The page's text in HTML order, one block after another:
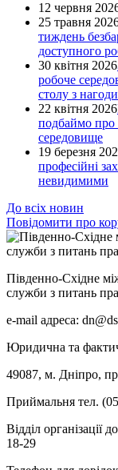
12 червня
25 травня
тиждень
доступного
30 квітня 2026
робоче
столу з
22 квітня 2026
подбаймо про
середовище
19 березня
професійні
невидимими
До всіх новин
Повідомити про
Південно-Східне
служби з питань
e-mail адреса:
Юридична та
49087, м. Дніпро,
Приймальня тел.
Відділ організації
18-29